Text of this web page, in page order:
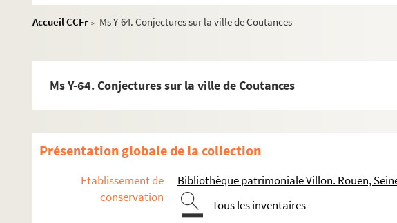
Accueil CCFr >
Ms Y-64. Conjectures sur la ville de Coutances
Ms Y-64. Conjectures sur la ville de Coutances
Présentation globale de la collection
Etablissement de
conservation
Bibliothèque patrimoniale Villon. Rouen,
Tous les inventaires
Ms Y-49. Vie de S. Ouen, en latin et en français, avec son office noté
Ms Y-52. Cartulaire de l'abbaye de Saint-Georges de Boscherville
Ms Y-54. Chants royaux sur l'Immaculée Conception de la Sainte Vierge,
Ms Y-55. Histoire de l'establissement de la Chambre des comptes de Normandie